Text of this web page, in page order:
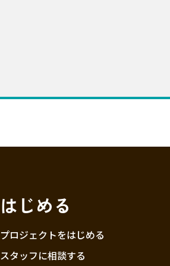
はじめる
プロジェクトをはじめる
スタッフに相談する